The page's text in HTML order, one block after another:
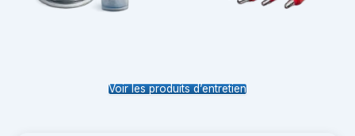
Voir les produits d’entretien